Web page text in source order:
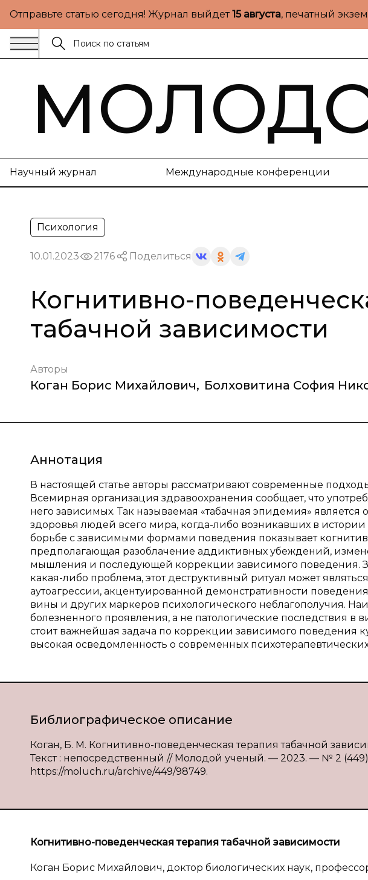
Отправьте статью сегодня! Журнал выйдет15 августа, печатный
Научный журнал Международные конференции
Психология
10.01.2023 2176 Поделиться
Когнитивно-
табачной зависимости
Авторы
Коган Борис Михайлович, Болховитина София
Аннотация
В настоящей статье авторы рассматривают современные
Всемирная организация здравоохранения сообщает, что
него зависимых. Так называемая «табачная эпидемия» является
здоровья людей всего мира, когда-либо возникавших в истории
борьбе с зависимыми формами поведения показывает
предполагающая разоблачение аддиктивных убеждений,
мышления и последующей коррекции зависимого поведения.
какая-либо проблема, этот деструктивный ритуал может
аутоагрессии, акцентуированной демонстративности
вины и других маркеров психологического неблагополучия.
болезненного проявления, а не патологические последствия
стоит важнейшая задача по коррекции зависимого поведения
высокая осведомленность о современных
Библиографическое описание
Коган, Б. М. Когнитивно-поведенческая терапия табачной
Текст : непосредственный // Молодой ученый. — 2023. — № 2
https://moluch.ru/archive/449/98749.
Когнитивно-поведенческая терапия табачной зависимости
Коган Борис Михайлович, доктор биологических наук,